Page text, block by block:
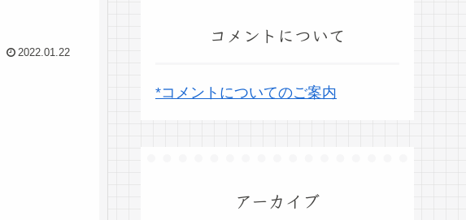
2022.01.22
コメントについて
*コメントについてのご案内
アーカイブ